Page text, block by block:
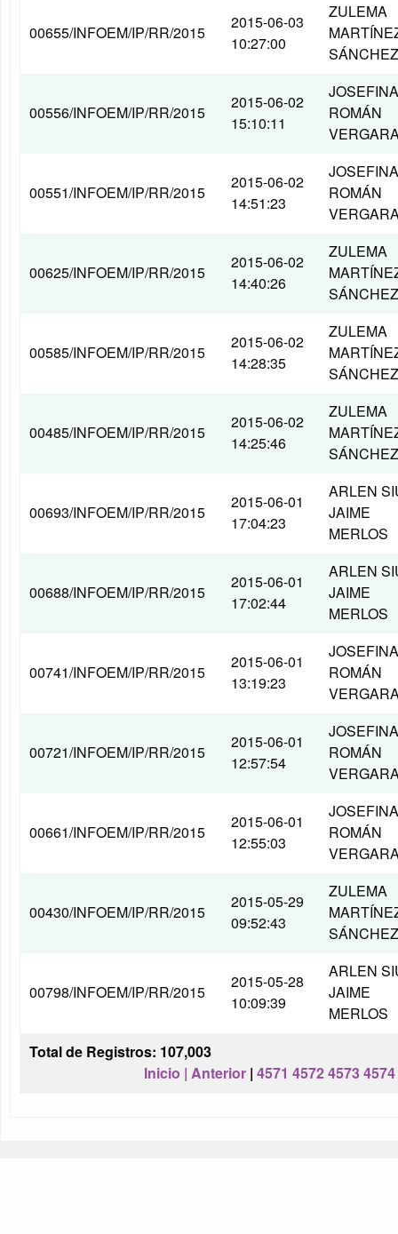
00655/INFOEM/IP/RR/2015
2015-06-03
10:27:00
ZULEMA
SÁNCHEZ
00556/INFOEM/IP/RR/2015
2015-06-02
15:10:11
JOSEFINA
ROMÁN
00551/INFOEM/IP/RR/2015
2015-06-02
14:51:23
JOSEFINA
ROMÁN
00625/INFOEM/IP/RR/2015
2015-06-02
14:40:26
ZULEMA
SÁNCHEZ
00585/INFOEM/IP/RR/2015
2015-06-02
14:28:35
ZULEMA
SÁNCHEZ
00485/INFOEM/IP/RR/2015
2015-06-02
14:25:46
ZULEMA
SÁNCHEZ
00693/INFOEM/IP/RR/2015
2015-06-01
17:04:23
ARLEN
JAIME
MERLOS
00688/INFOEM/IP/RR/2015
2015-06-01
17:02:44
ARLEN
JAIME
MERLOS
00741/INFOEM/IP/RR/2015
2015-06-01
13:19:23
JOSEFINA
ROMÁN
00721/INFOEM/IP/RR/2015
2015-06-01
12:57:54
JOSEFINA
ROMÁN
00661/INFOEM/IP/RR/2015
2015-06-01
12:55:03
JOSEFINA
ROMÁN
00430/INFOEM/IP/RR/2015
2015-05-29
09:52:43
ZULEMA
SÁNCHEZ
00798/INFOEM/IP/RR/2015
2015-05-28
10:09:39
ARLEN
JAIME
MERLOS
Total de Registros: 107,003
Inicio | Anterior | 4571 457245734574